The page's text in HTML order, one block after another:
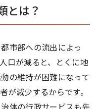
とは？
市部への流出によっ
口が減ると、とくに地
の維持が困難になって
が減少するからです。